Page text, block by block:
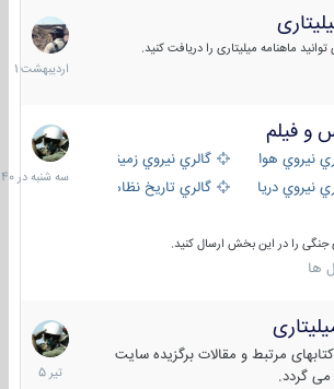
ماهنامه میلیتاری را دریافت کنید.
30
1401
فيلم
نيروي هوايي
گالري نيروي زميني
دريايي
گالري تاریخ نظامی
را در این بخش ارسال کنید.
سه
شنبه
در
مرتبط و مقالات برگزیده سایت
گردد.
16
تیر
1405